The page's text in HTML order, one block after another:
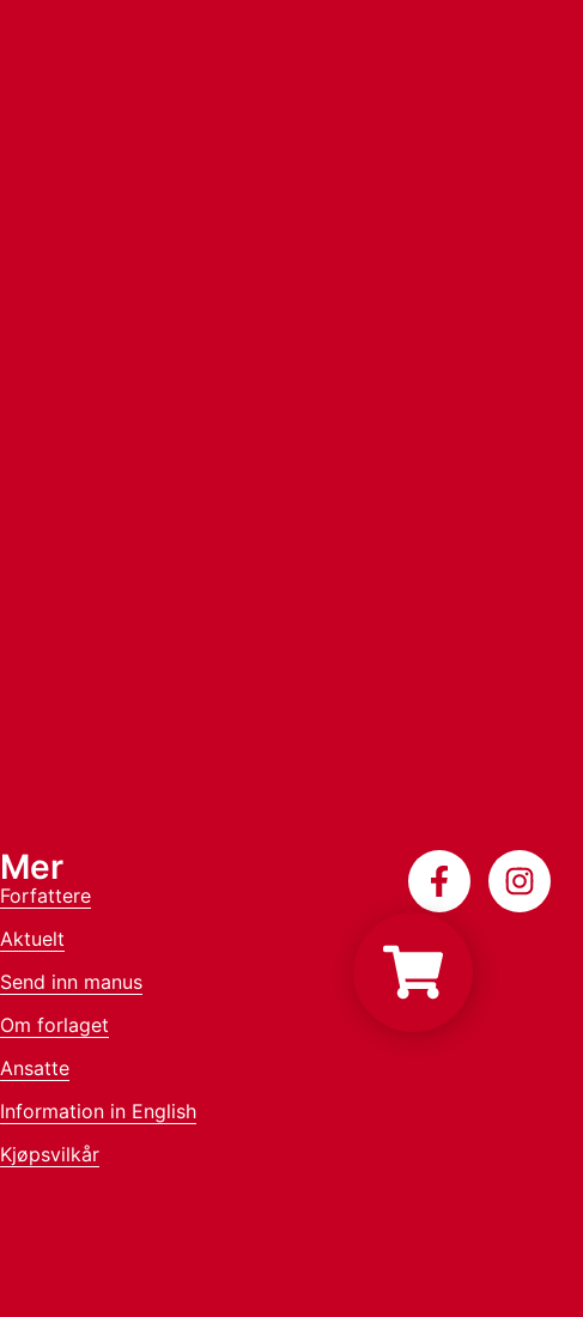
Mer
Forfattere
Aktuelt
Send inn manus
Om forlaget
Ansatte
Information in English
Kjøpsvilkår